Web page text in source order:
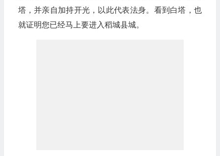
塔，并亲自加持开光，以此代表法身。看到白塔，也
就证明您已经马上要进入稻城县城。